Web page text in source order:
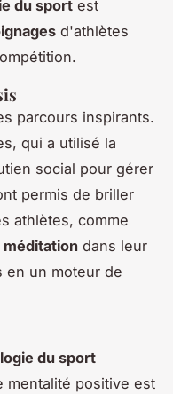
du sport est
d'athlètes
parcours inspirants.
qui a utilisé la
social pour gérer
permis de briller
athlètes, comme
méditation dans leur
en un moteur de
du sport
mentalité positive est